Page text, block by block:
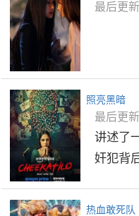
最后更
照亮黑暗
最后更
讲述了
奸犯背
热血敢死队